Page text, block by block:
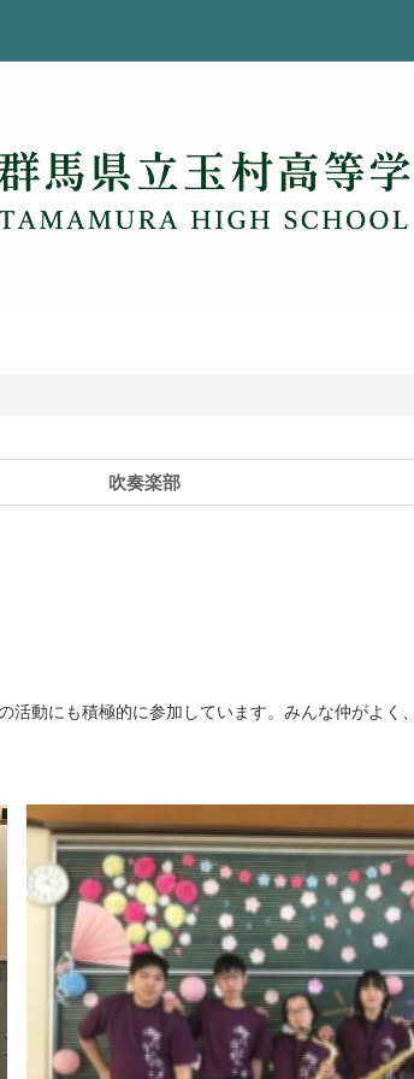
吹奏楽部
動にも積極的に参加しています。みんな仲がよく